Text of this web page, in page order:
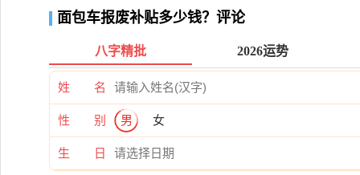
面包车报废补贴多少钱？评论
八字精批 2026运势
姓 名
性 别 男 女
生 日